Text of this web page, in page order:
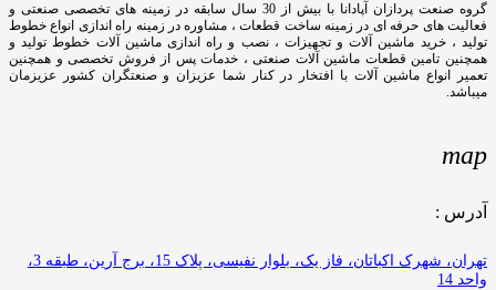
گروه صنعت پردازان آپادانا با بیش از 30 سال سابقه در زمینه های تخصصی صنعتی و
فعالیت های حرفه ای در زمینه ساخت قطعات ، مشاوره در زمینه راه اندازی انواع خطوط
تولید ، خرید ماشین آلات و تجهیزات ، نصب و راه اندازی ماشین آلات خطوط تولید و
همچنین تامین قطعات ماشین آلات صنعتی ، خدمات پس از فروش تخصصی و همچنین
تعمیر انواع ماشین آلات با افتخار در کنار شما عزیزان و صنعتگران کشور عزیزمان
میباشد.
map
آدرس :
تهران، شهرک اکباتان، فاز یک، بلوار نفیسی، پلاک 15، برج آرین، طبقه 3،
واحد 14